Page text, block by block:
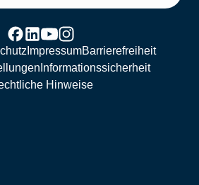
ImpressumBarrierefreiheit
Informationssicherheit
Hinweise